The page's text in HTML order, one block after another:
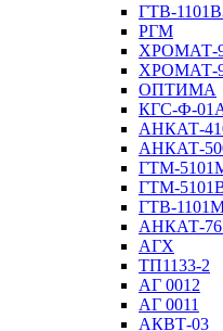
ГТВ-
РГМ
ХРОМАТ-
ХРОМАТ-
ОПТИМА
КГС-Ф-
АНКАТ-
АНКАТ-
ГТМ-
ГТМ-
ГТВ-
АНКАТ-
АГХ
ТП1133-2
АГ 0012
АГ 0011
АКВТ-03